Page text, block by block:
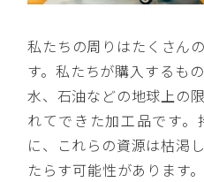
私たちの周りはたくさん
す。私たちが購入するも
水、石油などの地球上の
れてできた加工品です
に、これらの資源は枯渇
たらす可能性があります